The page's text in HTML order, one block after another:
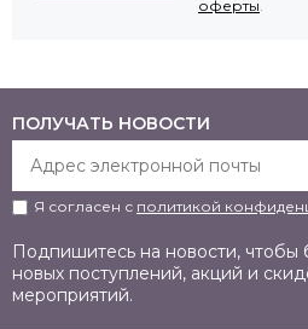
оферты.
ПОЛУЧАТЬ НОВОСТИ
Я согласен с политикой
Подпишитесь на новости, чтобы
новых поступлений, акций и
мероприятий.